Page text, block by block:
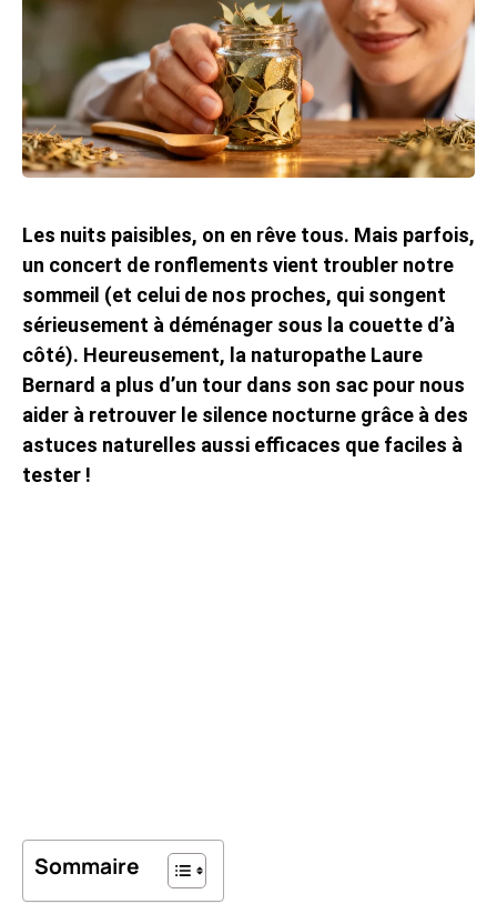
Les nuits paisibles, on en rêve tous. Mais parfois,
un concert de ronflements vient troubler notre
sommeil (et celui de nos proches, qui songent
sérieusement à déménager sous la couette d’à
côté). Heureusement, la naturopathe Laure
Bernard a plus d’un tour dans son sac pour nous
aider à retrouver le silence nocturne grâce à des
astuces naturelles aussi efficaces que faciles à
tester !
Sommaire